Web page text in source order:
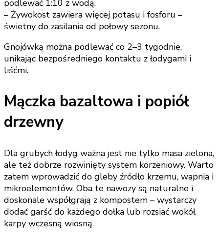
podlewać 1:10 z wodą.
– Żywokost zawiera więcej potasu i fosforu –
świetny do zasilania od połowy sezonu.
Gnojówką można podlewać co 2–3 tygodnie,
unikając bezpośredniego kontaktu z łodygami i
liśćmi.
Mączka bazaltowa i popiół
drzewny
Dla grubych łodyg ważna jest nie tylko masa zielona,
ale też dobrze rozwinięty system korzeniowy. Warto
zatem wprowadzić do gleby źródło krzemu, wapnia i
mikroelementów. Oba te nawozy są naturalne i
doskonale współgrają z kompostem – wystarczy
dodać garść do każdego dołka lub rozsiać wokół
karpy wczesną wiosną.